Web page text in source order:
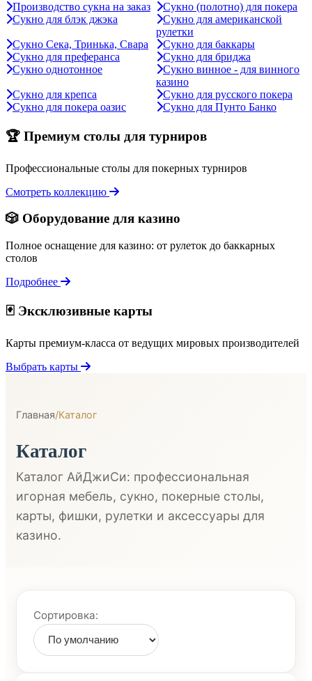
Производство сукна на заказ
Сукно (полотно) для покера
Сукно для блэк джэка
Сукно для американской
рулетки
Сукно Сека, Тринька, Свара
Сукно для баккары
Сукно для преферанса
Сукно для бриджа
Сукно однотонное
Сукно винное - для винного
казино
Сукно для крепса
Сукно для русского покера
Сукно для покера оазис
Сукно для Пунто Банко
🏆 Премиум столы для турниров
Профессиональные столы для покерных турниров
Смотреть коллекцию
🎲 Оборудование для казино
Полное оснащение для казино: от рулеток до баккарных
столов
Подробнее
🃏 Эксклюзивные карты
Карты премиум-класса от ведущих мировых производителей
Выбрать карты
Главная/Каталог
Каталог
Каталог АйДжиСи: профессиональная
игорная мебель, сукно, покерные столы,
карты, фишки, рулетки и аксессуары для
казино.
Сортировка: